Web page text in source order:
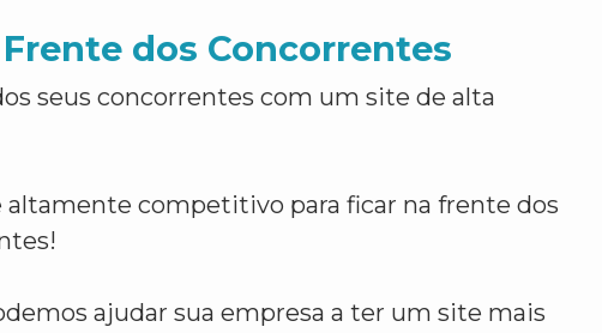
dos Concorrentes
seus concorrentes com um site de alta
altamente competitivo para ficar na frente dos
ajudar sua empresa a ter um site mais